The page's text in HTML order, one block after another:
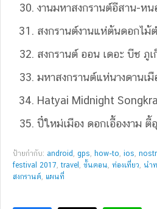
งานมหาสงกรานต์อีสาน-หน
สงกรานต์งานแห่ต้นดอกไม้
สงกรานต์ ออน เดอะ บีช ภูเ
มหาสงกรานต์แห่นางดานเมื
Hatyai Midnight
ปี๋ใหม่เมือง ดอกเอื้องงาม
ป้ายกำกับ: android gps how-to ios
festival 2017 ,travel ขั้นตอน ท่องเที่ยว นำ
สงกรานต์
แผนที่